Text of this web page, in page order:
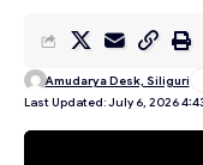
Last Updated: July 6, 2026
Amudarya Desk, Siliguri